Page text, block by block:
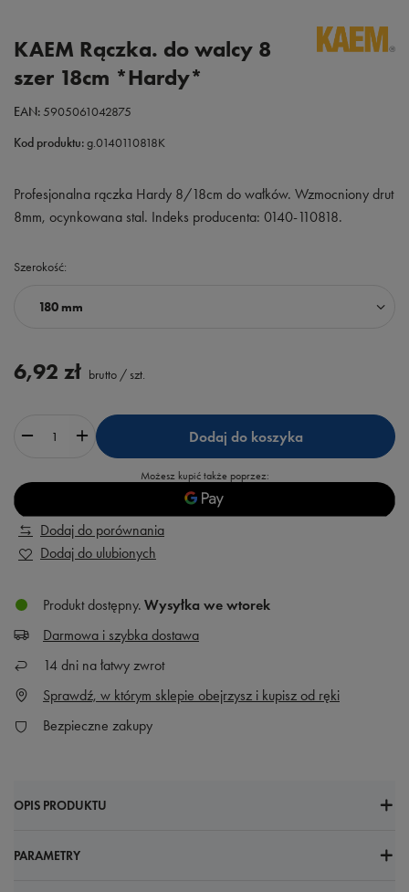
KAEM Rączka. do walcy 8
szer 18cm *Hardy*
EAN:5905061042875
Kod produktu:g.0140110818K
Profesjonalna rączka Hardy 8/18cm do wałków. Wzmocniony drut
8mm, ocynkowana stal. Indeks producenta: 0140-110818.
Szerokość
180 mm
6,92 zł brutto / szt.
Dodaj do koszyka
Możesz kupić także poprzez:
Dodaj do porównania
Dodaj do ulubionych
Produkt dostępny Wysyłka we wtorek
Darmowa i szybka dostawa
14 dni na łatwy zwrot
Sprawdź, w którym sklepie obejrzysz i kupisz od ręki
Bezpieczne zakupy
OPIS PRODUKTU
PARAMETRY